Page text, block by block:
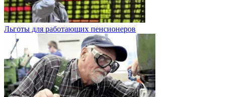
Льготы для работающих пенсионеров